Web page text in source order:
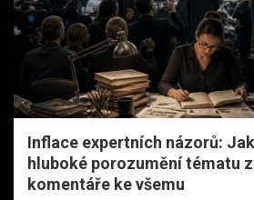
Inflace expertních názorů:
hluboké porozumění tématu
komentáře ke všemu